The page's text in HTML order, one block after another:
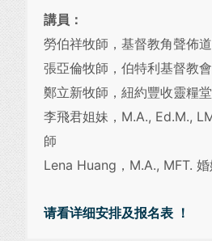
講員：
勞伯祥牧師，基督教角聲佈
張亞倫牧師，伯特利基督教
鄭立新牧師，紐約豐收靈糧
李飛君姐妹，M.A., Ed.M.,
師
Lena Huang，M.A., MFT.
请看详细安排及报名表 ！